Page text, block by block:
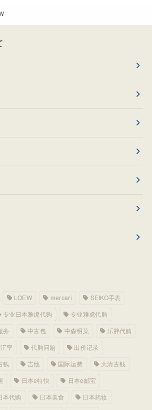
LOEW mercari
SEIKO手表
专业日本雅虎代购
专业雅虎代购
务
中古包 中森明菜
乐胖代购
率 代购问题
出价记录
钱 吉他 国际运费
大清古钱
日本e特快
日本e邮宝
本代购 日本美食
日本药妆